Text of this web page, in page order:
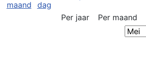
Per jaar Per maand